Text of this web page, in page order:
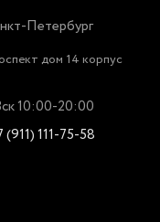
Петербург
дом 14 корпус
10:00-20:00
111-75-58